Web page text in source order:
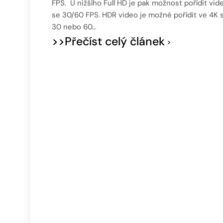
FPS. U nižšího Full HD je pak možnost pořídit
se 30/60 FPS. HDR video je možné pořídit ve 4K
30 nebo 60…
>>Přečíst celý článek